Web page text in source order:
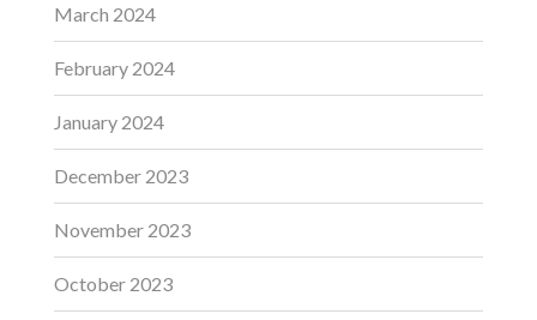
March 2024
February 2024
January 2024
December 2023
November 2023
October 2023